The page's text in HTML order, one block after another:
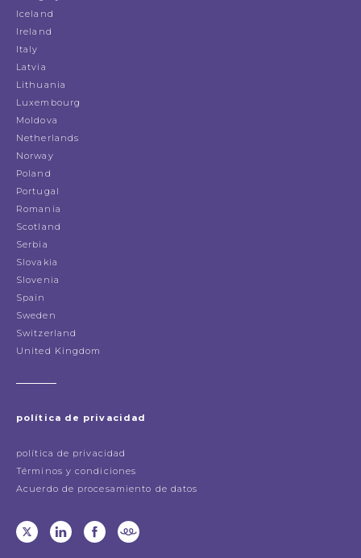
Iceland
Ireland
Italy
Latvia
Lithuania
Luxembourg
Moldova
Netherlands
Norway
Poland
Portugal
Romania
Scotland
Serbia
Slovakia
Slovenia
Spain
Sweden
Switzerland
United Kingdom
política de privacidad
política de privacidad
Términos y condiciones
Acuerdo de procesamiento de datos